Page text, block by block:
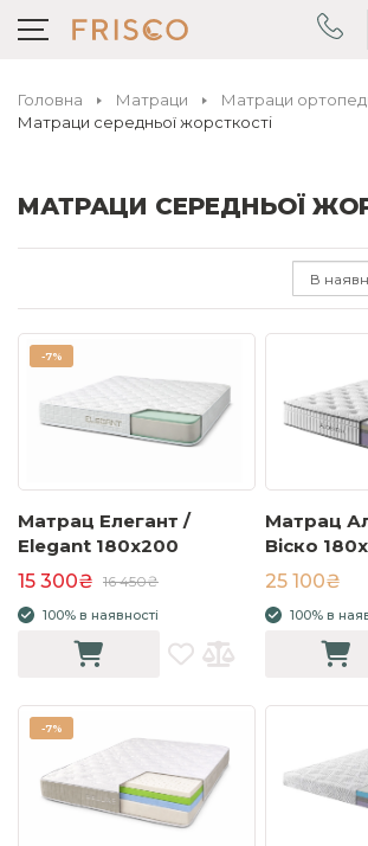
Головна Матраци
Матраци
Матраци середньої жорсткості
МАТРАЦИ СЕРЕДНЬОЇ
-7%
Матрац Елегант /
Elegant 180x200
15 300₴ 16 450₴
100% в наявності
Матрац
Віско
25 100₴
100% в
-7%